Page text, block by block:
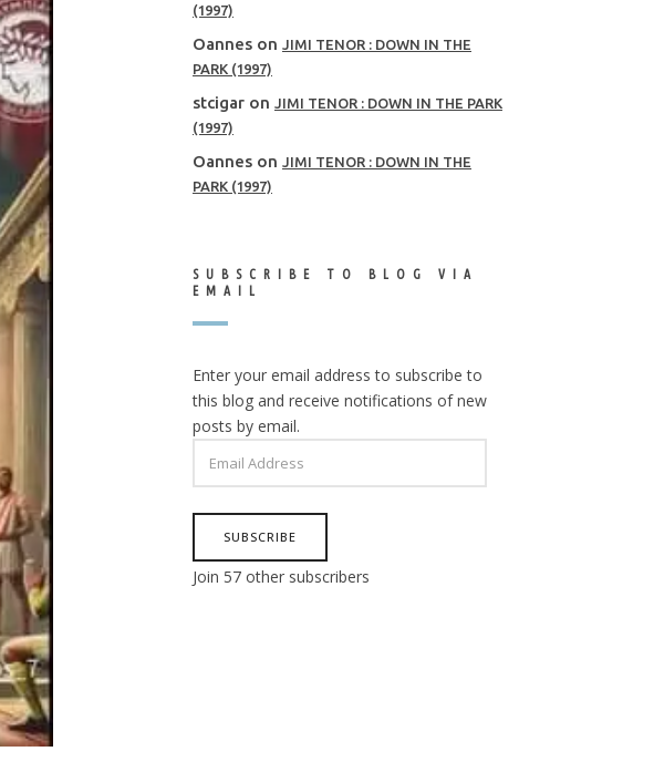
(1997)
Oannes on
JIMI TENOR : DOWN IN THE
PARK (1997)
stcigar on
JIMI TENOR : DOWN IN THE PARK
(1997)
Oannes on
JIMI TENOR : DOWN IN THE
PARK (1997)
SUBSCRIBE TO BLOG VIA
EMAIL
Enter your email address to subscribe to
this blog and receive notifications of new
posts by email.
ADDRESS
SUBSCRIBE
Join 57 other subscribers